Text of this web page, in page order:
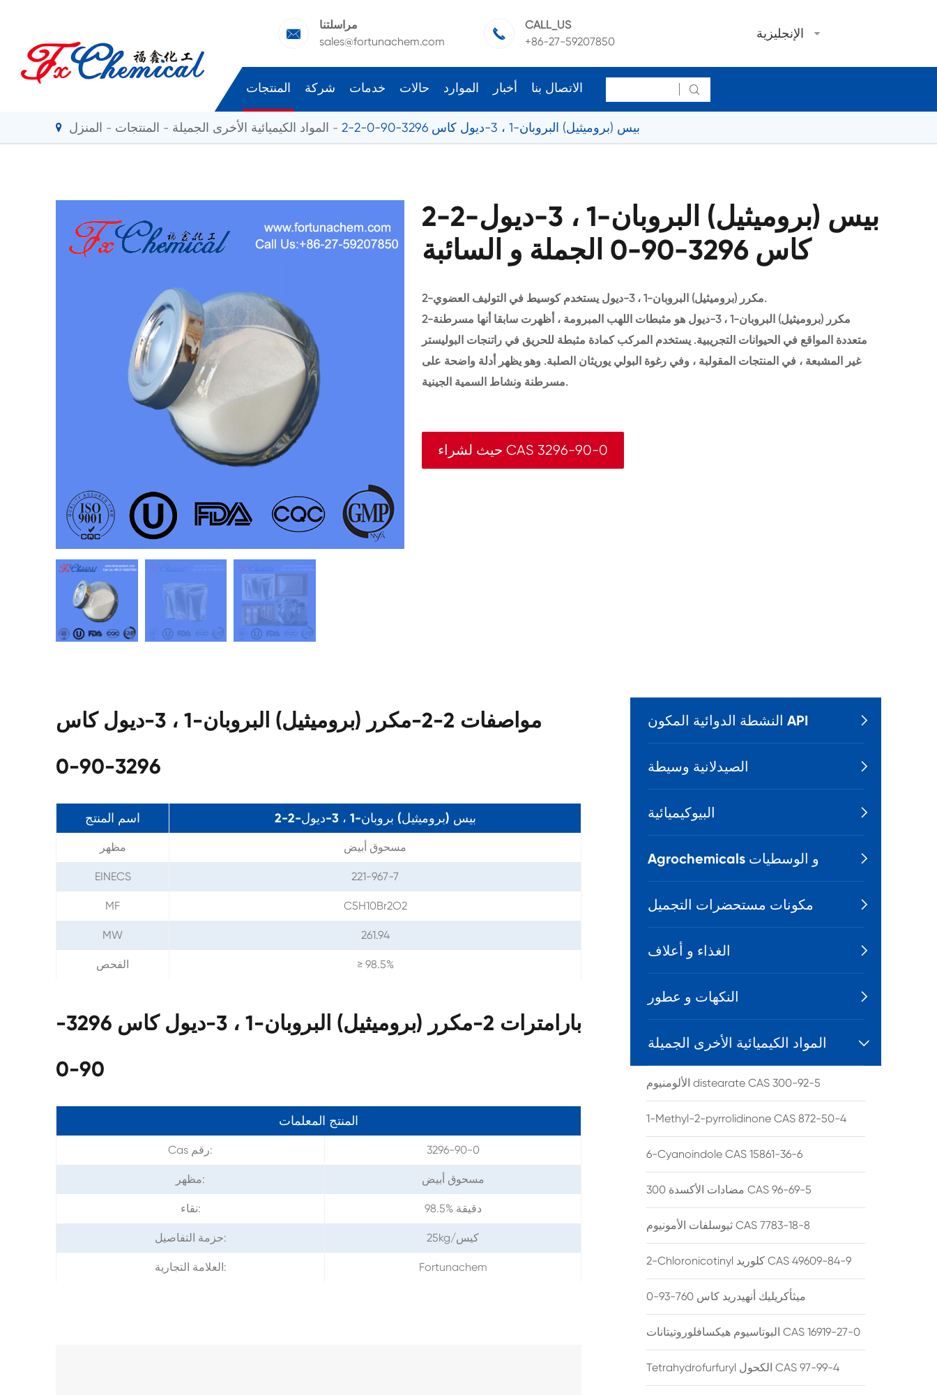

مراسلتنا
sales@fortunachem.com

CALL_US
+86-27-59207850
الإنجليزية
المنتجات شركة خدمات حالات الموارد أخبار الاتصال بنا 
المنزل المنتجات المواد الكيميائية الأخرى الجميلة 2-2-بيس (بروميثيل) البروبان-1 ، 3-ديول كاس 3296-90-0
2-2-بيس (بروميثيل) البروبان-1 ، 3-ديول
كاس 3296-90-0 الجملة و السائبة
2-مكرر (بروميثيل) البروبان-1 ، 3-ديول يستخدم كوسيط في التوليف العضوي.
2-مكرر (بروميثيل) البروبان-1 ، 3-ديول هو مثبطات اللهب المبرومة ، أظهرت سابقا أنها مسرطنة
متعددة المواقع في الحيوانات التجريبية. يستخدم المركب كمادة مثبطة للحريق في راتنجات البوليستر
غير المشبعة ، في المنتجات المقولبة ، وفي رغوة البولي يوريثان الصلبة. وهو يظهر أدلة واضحة على
مسرطنة ونشاط السمية الجينية.
حيث لشراء CAS 3296-90-0
مواصفات 2-2-مكرر (بروميثيل) البروبان-1 ، 3-ديول كاس
3296-90-0
اسم المنتج 2-2-بيس (بروميثيل) بروبان-1 ، 3-ديول
مظهر مسحوق أبيض
EINECS 221-967-7
MF C5H10Br2O2
MW 261.94
الفحص ≥ 98.5%
بارامترات 2-مكرر (بروميثيل) البروبان-1 ، 3-ديول كاس 3296-
90-0
المنتج المعلمات
Cas رقم: 3296-90-0
مظهر: مسحوق أبيض
نقاء: 98.5% دقيقة
حزمة التفاصيل: 25kg/كيس
العلامة التجارية: Fortunachem
النشطة الدوائية المكون API 
الصيدلانية وسيطة 
البيوكيميائية 
Agrochemicals و الوسطيات 
مكونات مستحضرات التجميل 
الغذاء و أعلاف 
النكهات و عطور 
المواد الكيميائية الأخرى الجميلة 
الألومنيوم distearate CAS 300-92-5
1-Methyl-2-pyrrolidinone CAS 872-50-4
6-Cyanoindole CAS 15861-36-6
مضادات الأكسدة 300 CAS 96-69-5
ثيوسلفات الأمونيوم CAS 7783-18-8
2-Chloronicotinyl كلوريد CAS 49609-84-9
ميثأكريليك أنهيدريد كاس 760-93-0
البوتاسيوم هيكسافلوروتيتانات CAS 16919-27-0
Tetrahydrofurfuryl الكحول CAS 97-99-4